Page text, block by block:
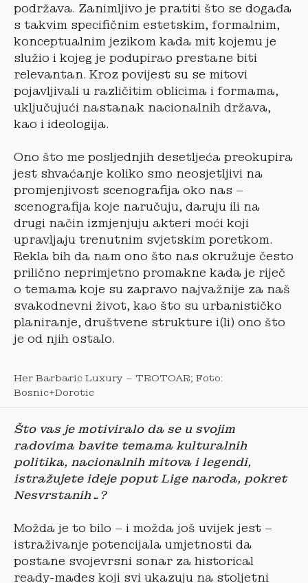
podržava. Zanimljivo je pratiti što se događa
s takvim specifičnim estetskim, formalnim,
konceptualnim jezikom kada mit kojemu je
služio i kojeg je podupirao prestane biti
relevantan. Kroz povijest su se mitovi
pojavljivali u različitim oblicima i formama,
uključujući nastanak nacionalnih država,
kao i ideologija.
Ono što me posljednjih desetljeća preokupira
jest shvaćanje koliko smo neosjetljivi na
promjenjivost scenografija oko nas –
scenografija koje naručuju, daruju ili na
drugi način izmjenjuju akteri moći koji
upravljaju trenutnim svjetskim poretkom.
Rekla bih da nam ono što nas okružuje često
prilično neprimjetno promakne kada je riječ
o temama koje su zapravo najvažnije za naš
svakodnevni život, kao što su urbanističko
planiranje, društvene strukture i(li) ono što
je od njih ostalo.
Her Barbaric Luxury – TROTOAR; Foto:
Bosnic+Dorotic
Što vas je motiviralo da se u svojim
radovima bavite temama kulturalnih
politika, nacionalnih mitova i legendi,
istražujete ideje poput Lige naroda, pokret
Nesvrstanih…?
Možda je to bilo – i možda još uvijek jest –
istraživanje potencijala umjetnosti da
postane svojevrsni sonar za historical
ready-mades koji svi ukazuju na stoljetni